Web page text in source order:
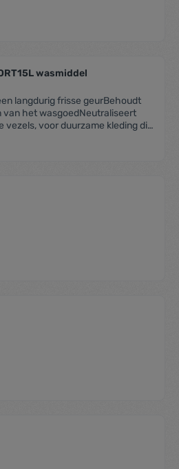
wasmiddel
langdurig frisse geurBehoudt
van het wasgoedNeutraliseert
vezels, voor duurzame kleding die
100% gerecycled plastic –
fles. Extern getest en